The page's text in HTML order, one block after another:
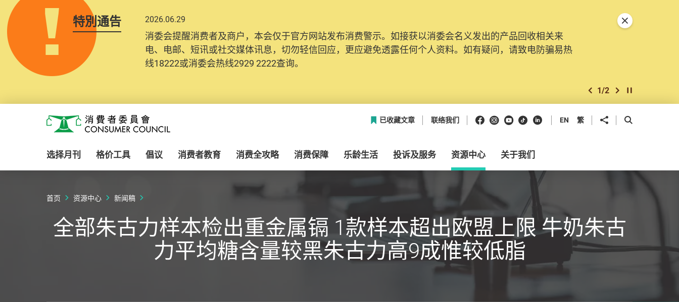
特別通告 2026.06.29
消委会提醒消费者及商户，本会仅于官方网站发布消费警示。如接获以消委会名义发出的产品回收相关来
电、电邮、短讯或社交媒体讯息，切勿轻信回应，更应避免透露任何个人资料。如有疑问，请致电防骗易热
线18222或消委会热线2929 2222查询。
上一个
1/2 下一个开始/暂停幻灯
关闭特別通告
消费者委员会
已收藏文章 联络我们 Facebook
Instagram
Youtube
抖音领英 EN 繁 分享到 开启搜寻框
选择月刊 格价工具 倡议 消费者教育 消费全攻略 消费保障 乐龄生活 投诉及服务 资源中心 关于我们
首页 资源中心 新闻稿
全部朱古力样本检出重金属镉 1款样本超出欧盟上限 牛奶朱古
力平均糖含量较黑朱古力高9成惟较低脂